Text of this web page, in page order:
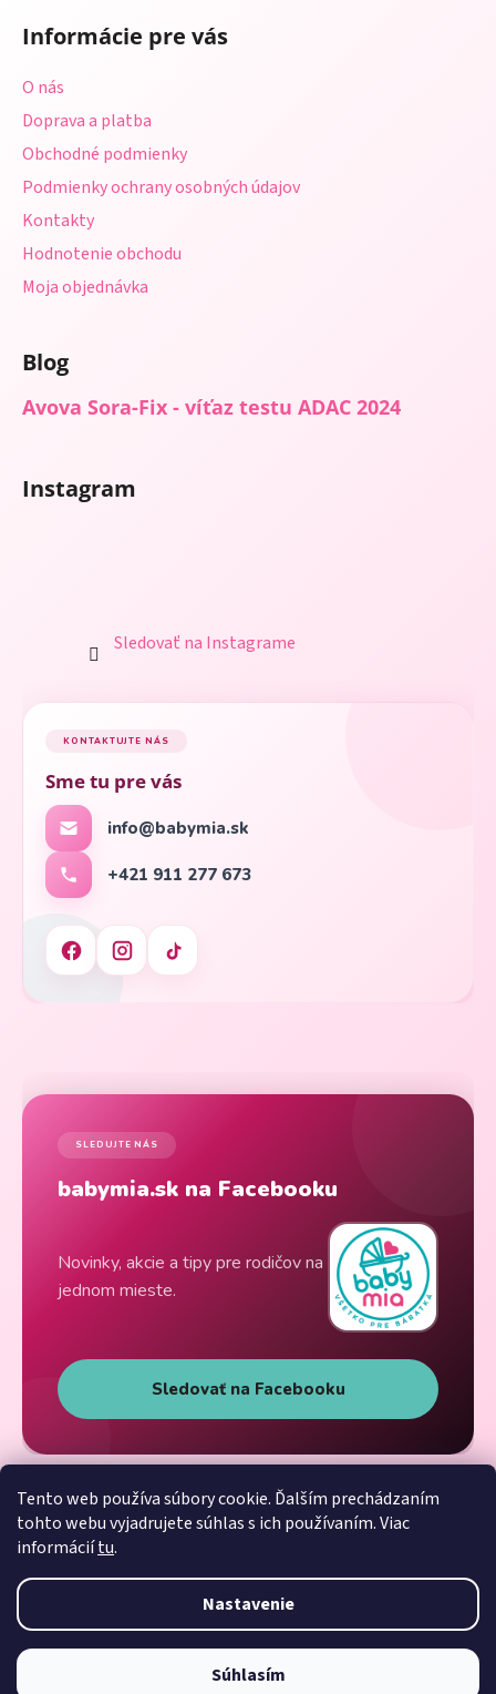
Tento web používa súbory cookie. Ďalším prechádzaním
tohto webu vyjadrujete súhlas s ich používaním. Viac
informáciítu.
Nastavenie
Súhlasím
Informácie pre vás
O nás
Doprava a platba
Obchodné podmienky
Podmienky ochrany osobných údajov
Kontakty
Hodnotenie obchodu
Moja objednávka
Blog
Avova Sora-Fix - víťaz testu ADAC 2024
Instagram
Sledovať na Instagrame
KONTAKTUJTE NÁS
Sme tu pre vás
info@babymia.sk
+421 911 277 673
SLEDUJTE NÁS
babymia.sk na Facebooku
Novinky, akcie a tipy pre rodičov na
jednom mieste.
Sledovať na Facebooku
Vytvoril Shoptet